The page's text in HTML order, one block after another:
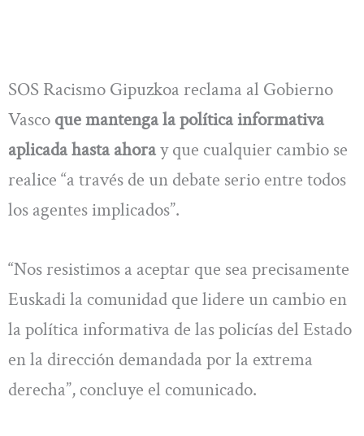
SOS Racismo Gipuzkoa reclama al Gobierno
Vasco que mantenga la política informativa
aplicada hasta ahoray que cualquier cambio se
realice “a través de un debate serio entre todos
los agentes implicados”.
“Nos resistimos a aceptar que sea precisamente
Euskadi la comunidad que lidere un cambio en
la política informativa de las policías del Estado
en la dirección demandada por la extrema
derecha”, concluye el comunicado.